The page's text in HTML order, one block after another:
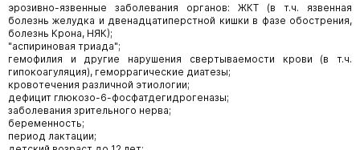
эрозивно-язвенные заболевания органов: ЖКТ (в т.ч. язвенная
болезнь желудка и двенадцатиперстной кишки в фазе обострения,
болезнь Крона, НЯК);
"аспириновая триада";
гемофилия и другие нарушения свертываемости крови (в т.ч.
гипокоагуляция), геморрагические диатезы;
кровотечения различной этиологии;
дефицит глюкозо-6-фосфатдегидрогеназы;
заболевания зрительного нерва;
беременность;
период лактации;